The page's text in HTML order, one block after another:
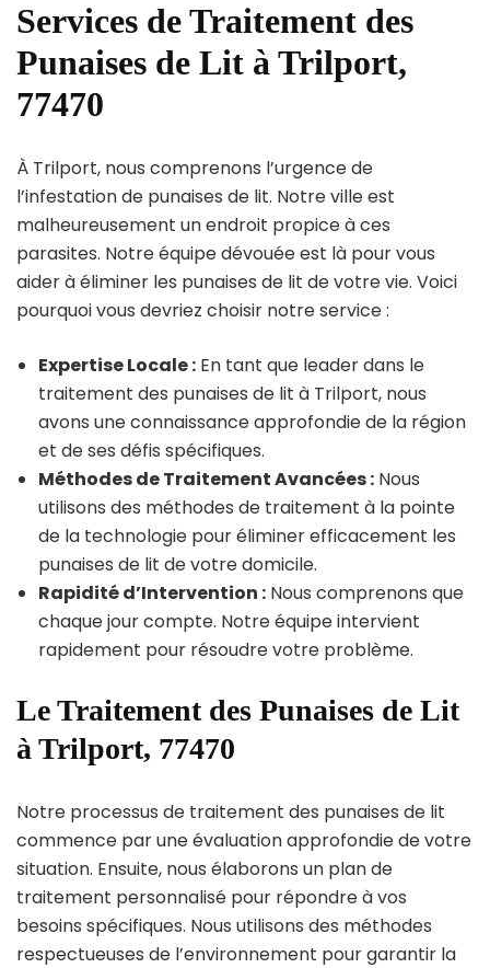
Services de Traitement des
Punaises de Lit à Trilport,
77470
À Trilport, nous comprenons l’urgence de
l’infestation de punaises de lit. Notre ville est
malheureusement un endroit propice à ces
parasites. Notre équipe dévouée est là pour vous
aider à éliminer les punaises de lit de votre vie. Voici
pourquoi vous devriez choisir notre service :
Expertise Locale : En tant que leader dans le
traitement des punaises de lit à Trilport, nous
avons une connaissance approfondie de la région
et de ses défis spécifiques.
Méthodes de Traitement Avancées : Nous
utilisons des méthodes de traitement à la pointe
de la technologie pour éliminer efficacement les
punaises de lit de votre domicile.
Rapidité d’Intervention : Nous comprenons que
chaque jour compte. Notre équipe intervient
rapidement pour résoudre votre problème.
Le Traitement des Punaises de Lit
à Trilport, 77470
Notre processus de traitement des punaises de lit
commence par une évaluation approfondie de votre
situation. Ensuite, nous élaborons un plan de
traitement personnalisé pour répondre à vos
besoins spécifiques. Nous utilisons des méthodes
respectueuses de l’environnement pour garantir la